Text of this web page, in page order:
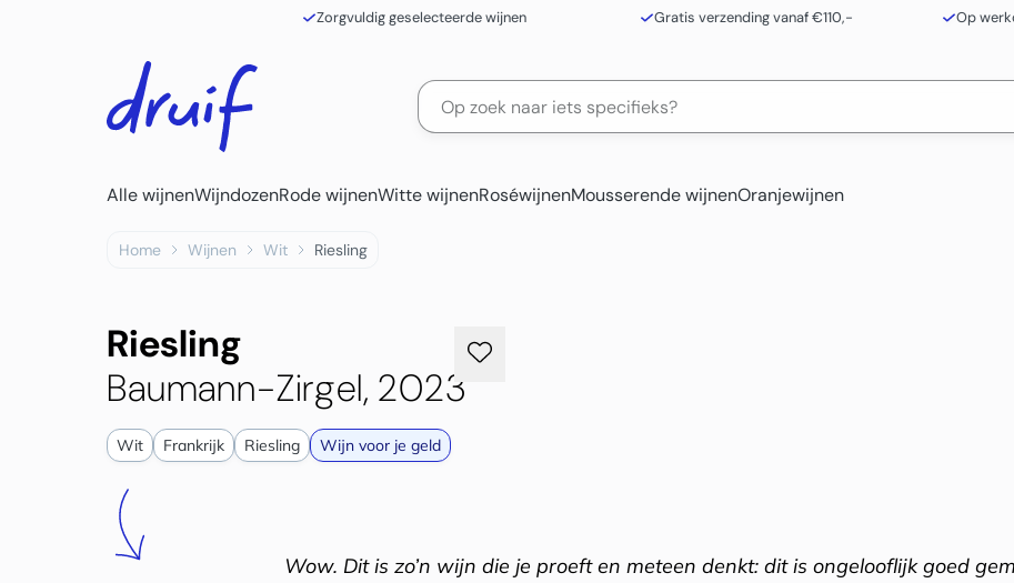
Zorgvuldig geselecteerde wijnen Gratis verzending vanaf €110,- Op
Alle wijnenWijndozenRode wijnenWitte wijnenRoséwijnenMousserende wijnenOranjewijnen
Home Wijnen Wit Riesling
Riesling
Baumann-Zirgel, 2023
Wit Frankrijk Riesling Wijn voor je geld
Wow. Dit is zo’n wijn die je proeft en meteen denkt: dit is ongelooflijk goed